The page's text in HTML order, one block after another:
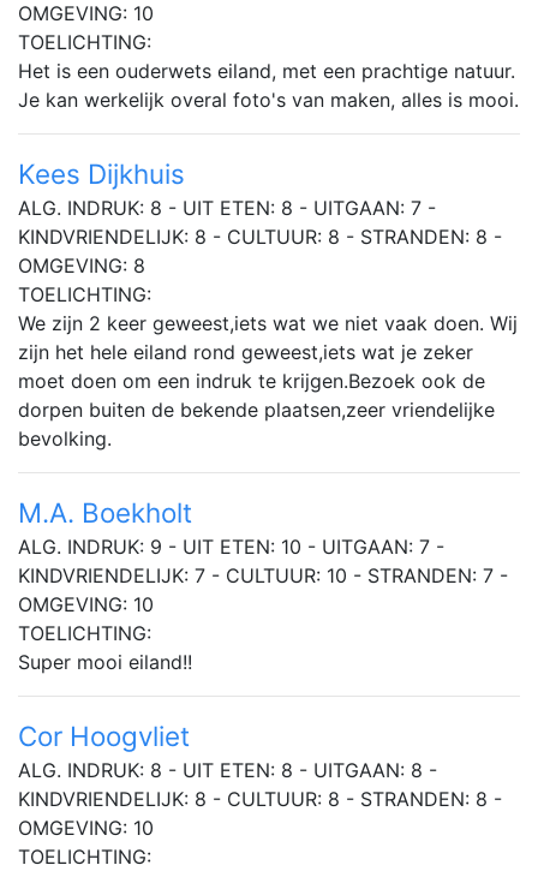
OMGEVING: 10
TOELICHTING:
Het is een ouderwets eiland, met een prachtige natuur.
Je kan werkelijk overal foto's van maken, alles is mooi.
Kees Dijkhuis
ALG. INDRUK: 8 - UIT ETEN: 8 - UITGAAN: 7 -
KINDVRIENDELIJK: 8 - CULTUUR: 8 - STRANDEN: 8 -
OMGEVING: 8
TOELICHTING:
We zijn 2 keer geweest,iets wat we niet vaak doen. Wij
zijn het hele eiland rond geweest,iets wat je zeker
moet doen om een indruk te krijgen.Bezoek ook de
dorpen buiten de bekende plaatsen,zeer vriendelijke
bevolking.
M.A. Boekholt
ALG. INDRUK: 9 - UIT ETEN: 10 - UITGAAN: 7 -
KINDVRIENDELIJK: 7 - CULTUUR: 10 - STRANDEN: 7 -
OMGEVING: 10
TOELICHTING:
Super mooi eiland!!
Cor Hoogvliet
ALG. INDRUK: 8 - UIT ETEN: 8 - UITGAAN: 8 -
KINDVRIENDELIJK: 8 - CULTUUR: 8 - STRANDEN: 8 -
OMGEVING: 10
TOELICHTING: